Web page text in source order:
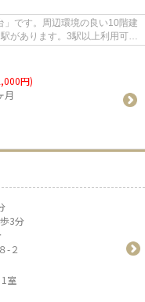
です。周辺環境の良い10階建
があります。3駅以上利用可能
円)
月
3分
-２
1室